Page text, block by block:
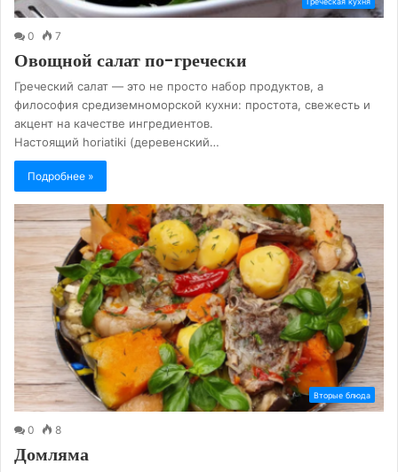
0 7
Овощной салат по-гречески
Греческий салат — это не просто набор продуктов, а
философия средиземноморской кухни: простота, свежесть и
акцент на качестве ингредиентов.
Настоящий horiatiki (деревенский…
Подробнее »
Вторые блюда
0 8
Домляма